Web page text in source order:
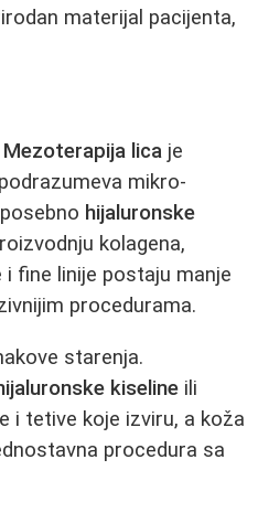
materijal pacijenta,
Mezoterapija lica je
mikro-
hijaluronske
kolagena,
fine linije postaju manje
procedurama.
starenja.
kiseline ili
i tetive koje izviru, a koža
procedura sa